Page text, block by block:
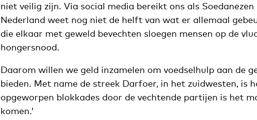
niet veilig zijn. Via social media bereikt ons als
Nederland weet nog niet de helft van wat er allemaal
die elkaar met geweld bevechten sloegen mensen op de
hongersnood.
Daarom willen we geld inzamelen om voedselhulp aan de
bieden. Met name de streek Darfoer, in het zuidwesten, is
opgeworpen blokkades door de vechtende partijen is het
komen.’